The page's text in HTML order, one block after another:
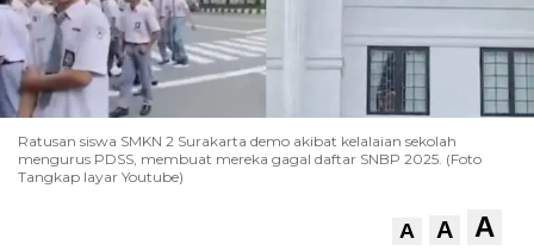
Ratusan siswa SMKN 2 Surakarta demo akibat kelalaian sekolah
mengurus PDSS, membuat mereka gagal daftar SNBP 2025. (Foto
Tangkap layar Youtube)
A A A